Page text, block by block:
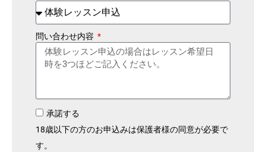
問い合わせ内容
承諾する
18歳以下の方のお申込みは保護者様の同意が必要で
す。